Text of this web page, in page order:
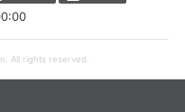
All rights reserved.